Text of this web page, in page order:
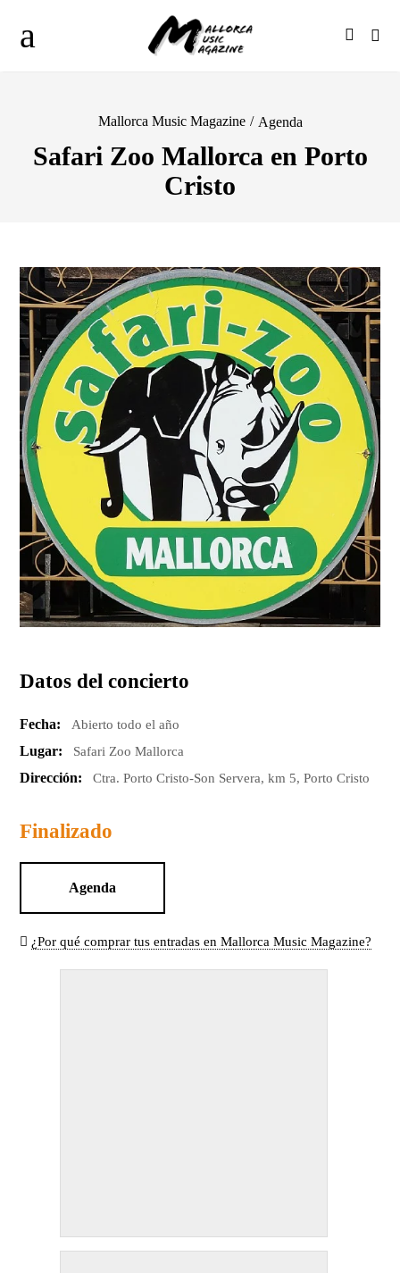
Mallorca Music Magazine / Agenda
Safari Zoo Mallorca en Porto
Cristo
Datos del concierto
Fecha: Abierto todo el año
Lugar: Safari Zoo Mallorca
Dirección: Ctra. Porto Cristo-Son Servera, km 5, Porto Cristo
Finalizado
Agenda
¿Por qué comprar tus entradas en Mallorca Music Magazine?